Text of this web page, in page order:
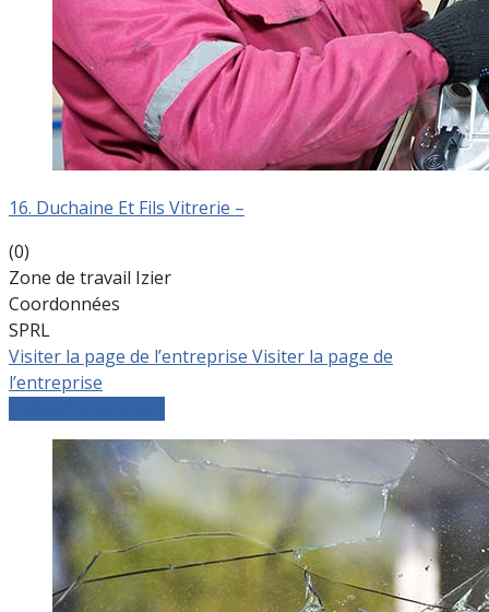
16. Duchaine Et Fils Vitrerie –
(0)
Zone de travail Izier
Coordonnées
SPRL
Visiter la page de l’entreprise Visiter la page de
l’entreprise